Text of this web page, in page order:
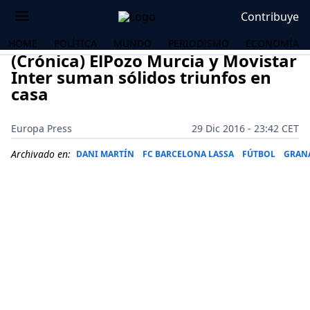
Contribuye
HOME POLÍTICA MUNDO PERIODISMO ECONOMÍA
(Crónica) ElPozo Murcia y Movistar
Inter suman sólidos triunfos en
casa
Europa Press
29 Dic 2016 - 23:42 CET
Archivado en: DANI MARTÍN FC BARCELONA LASSA FÚTBOL